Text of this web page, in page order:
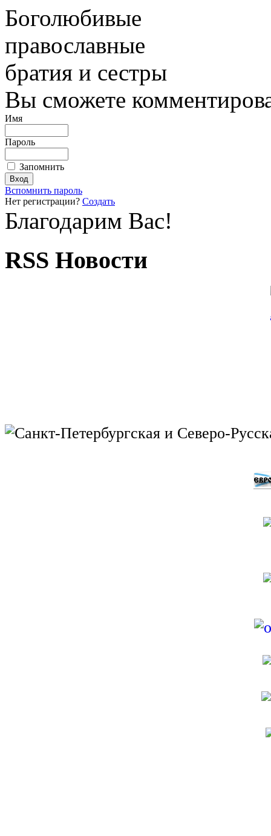
Боголюбивые
православные
братия и сестры
Вы сможете
Имя
Пароль
Запомнить
Вспомнить пароль
Нет регистрации? Создать
Благодарим Вас!
RSS Новости